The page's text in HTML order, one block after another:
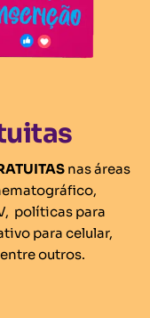
nas áreas
políticas para
para celular,
outros.